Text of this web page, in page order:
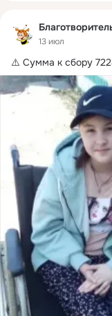
13 июл
⚠️ Сумма к сбору